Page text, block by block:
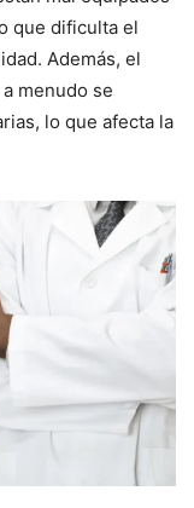
que dificulta el
Además, el
menudo se
lo que afecta la